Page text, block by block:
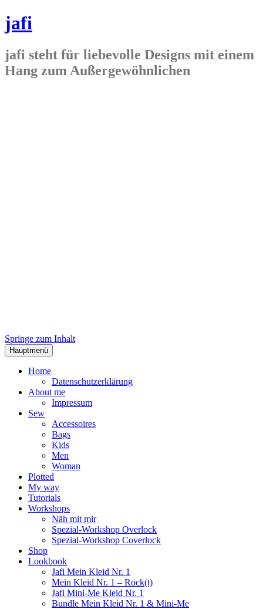
jafi
jafi steht für liebevolle Designs mit einem
Hang zum Außergewöhnlichen
Springe zum Inhalt
Hauptmenü
Home
Datenschutzerklärung
About me
Impressum
Sew
Accessoires
Bags
Kids
Men
Woman
Plotted
My way
Tutorials
Workshops
Näh mit mir
Spezial-Workshop Overlock
Spezial-Workshop Coverlock
Shop
Lookbook
Jafi Mein Kleid Nr. 1
Mein Kleid Nr. 1 – Rock(t)
Jafi Mini-Me Kleid Nr. 1
Bundle Mein Kleid Nr. 1 & Mini-Me